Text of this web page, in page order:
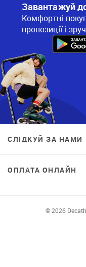
Завантажуй
Комфортні
пропозиції і
СЛІДКУЙ ЗА НАМИ
ОПЛАТА ОНЛАЙН
© 2026